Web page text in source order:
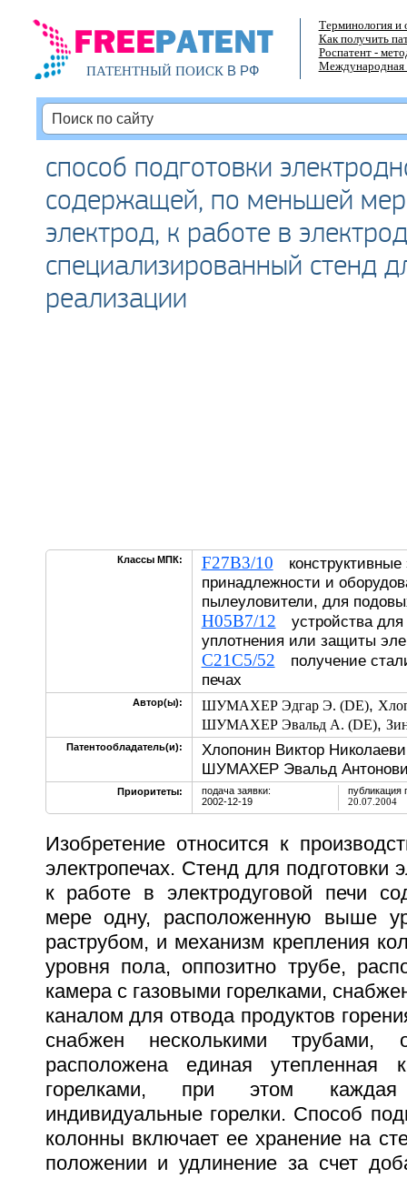
ПАТЕНТНЫЙ ПОИСКВ РФ
Терминология и
Как получить
Роспатент -
Международная
способ подготовки
содержащей, по меньшей
электрод, к работе в
специализированный стенд
реализации
Классы МПК: F27B3/10
принадлежности и
пылеуловители, для
H05B7/12 устройства
уплотнения или защиты
C21C5/52 получение
печах
Автор(ы): ШУМАХЕР Эдгар Э. (DE),
ШУМАХЕР Эвальд А. (DE),
Патентообладатель(и):
Хлопонин Виктор
ШУМАХЕР Эвальд
Приоритеты:
подача заявки:
2002-12-19
публикация
20.07.2004
Изобретение относится к
электропечах. Стенд для подготовки
к работе в электродуговой печи
мере одну, расположенную выше
раструбом, и механизм крепления
уровня пола, оппозитно трубе,
камера с газовыми горелками,
каналом для отвода продуктов
снабжен несколькими трубами,
расположена единая утепленная
горелками, при этом
индивидуальные горелки. Способ
колонны включает ее хранение на
положении и удлинение за счет